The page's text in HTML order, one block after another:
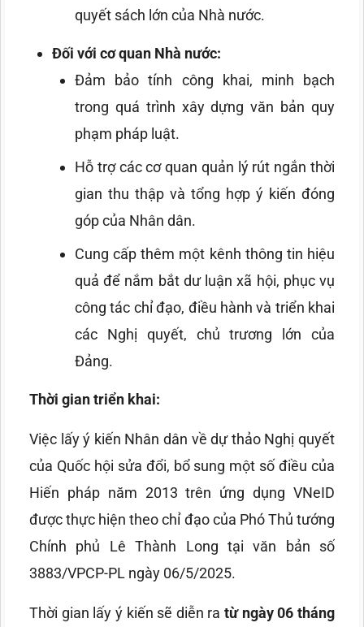
quyết sách lớn của Nhà nước.
Đối với cơ quan Nhà nước:
Đảm bảo tính công khai, minh bạch
trong quá trình xây dựng văn bản quy
phạm pháp luật.
Hỗ trợ các cơ quan quản lý rút ngắn thời
gian thu thập và tổng hợp ý kiến đóng
góp của Nhân dân.
Cung cấp thêm một kênh thông tin hiệu
quả để nắm bắt dư luận xã hội, phục vụ
công tác chỉ đạo, điều hành và triển khai
các Nghị quyết, chủ trương lớn của
Đảng.
Thời gian triển khai:
Việc lấy ý kiến Nhân dân về dự thảo Nghị quyết
của Quốc hội sửa đổi, bổ sung một số điều của
Hiến pháp năm 2013 trên ứng dụng VNeID
được thực hiện theo chỉ đạo của Phó Thủ tướng
Chính phủ Lê Thành Long tại văn bản số
3883/VPCP-PL ngày 06/5/2025.
Thời gian lấy ý kiến sẽ diễn ratừ ngày 06 tháng